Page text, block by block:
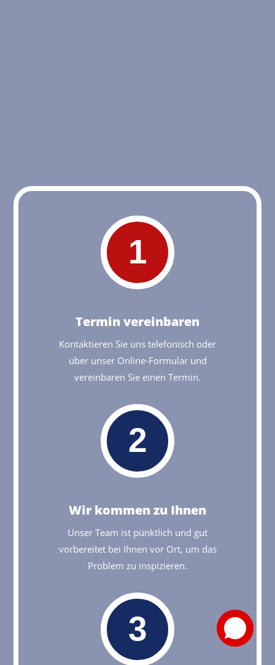
1
Termin vereinbaren
Kontaktieren Sie uns telefonisch oder
über unser Online-Formular und
vereinbaren Sie einen Termin.
2
Wir kommen zu Ihnen
Unser Team ist pünktlich und gut
vorbereitet bei Ihnen vor Ort, um das
Problem zu inspizieren.
3